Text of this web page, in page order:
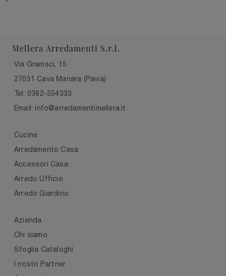
Mellera Arredamenti S.r.l.
Via Gramsci, 15
27051 Cava Manara (Pavia)
Tel: 0382-554333
Email: info@arredamentimellera.it
Cucine
Arredamento Casa
Accessori Casa
Arredo Ufficio
Arredo Giardino
Azienda
Chi siamo
Sfoglia Cataloghi
I nostri Partner